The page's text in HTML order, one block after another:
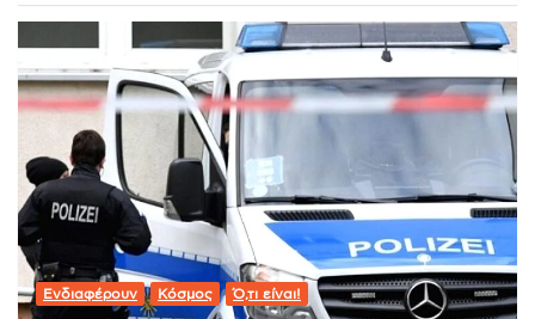
Ενδιαφέρουν Κόσμος Ό,τι είναι!